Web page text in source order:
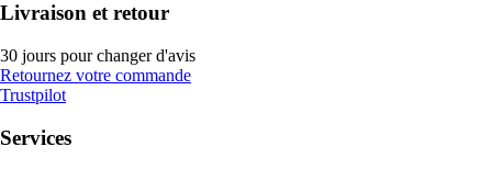
Livraison et retour
30 jours pour changer d'avis
Retournez votre commande
Trustpilot
Services